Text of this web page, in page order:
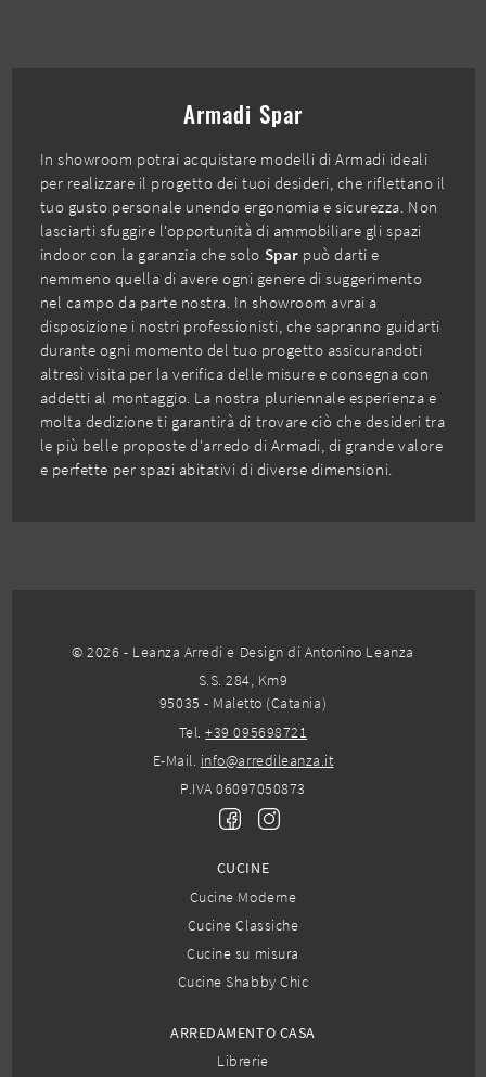
Armadi Spar
In showroom potrai acquistare modelli di Armadi ideali
per realizzare il progetto dei tuoi desideri, che riflettano il
tuo gusto personale unendo ergonomia e sicurezza. Non
lasciarti sfuggire l'opportunità di ammobiliare gli spazi
indoor con la garanzia che solo Spar può darti e
nemmeno quella di avere ogni genere di suggerimento
nel campo da parte nostra. In showroom avrai a
disposizione i nostri professionisti, che sapranno guidarti
durante ogni momento del tuo progetto assicurandoti
altresì visita per la verifica delle misure e consegna con
addetti al montaggio. La nostra pluriennale esperienza e
molta dedizione ti garantirà di trovare ciò che desideri tra
le più belle proposte d'arredo di Armadi, di grande valore
e perfette per spazi abitativi di diverse dimensioni.
© 2026 - Leanza Arredi e Design di Antonino Leanza
S.S. 284, Km9
95035 - Maletto (Catania)
Tel.+39 095698721
E-Mail. info@arredileanza.it
P.IVA 06097050873
CUCINE
Cucine Moderne
Cucine Classiche
Cucine su misura
Cucine Shabby Chic
ARREDAMENTO CASA
Librerie